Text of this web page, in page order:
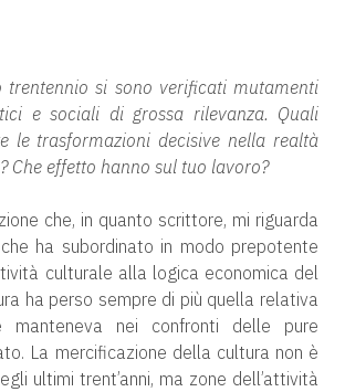
trentennio si sono verificati mutamenti
e sociali di grossa rilevanza. Quali
le trasformazioni decisive nella realtà
Che effetto hanno sul tuo lavoro?
che, in quanto scrittore, mi riguarda
ha subordinato in modo prepotente
culturale alla logica economica del
ha perso sempre di più quella relativa
manteneva nei confronti delle pure
La mercificazione della cultura non è
ultimi trent’anni, ma zone dell’attività